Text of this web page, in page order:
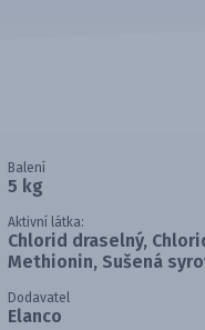
Balení
5 kg
Aktivní látka:
Chlorid draselný,
Methionin, Sušená
Dodavatel
Elanco